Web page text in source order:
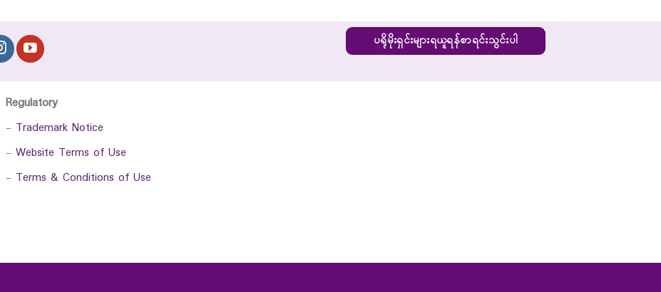
ပရိုမိုးရှင်းများရယူရန်စာရင်းသွင်းပါ
Regulatory
- Trademark Notice
- Website Terms of Use
- Terms & Conditions of Use